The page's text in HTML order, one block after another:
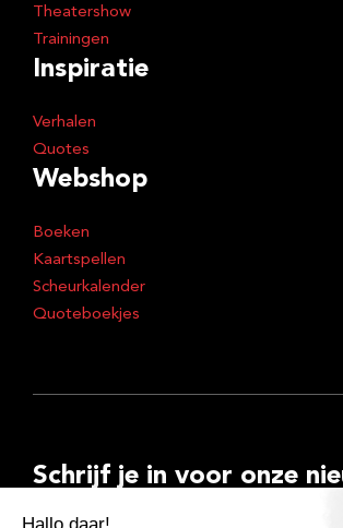
Theatershow
Trainingen
Inspiratie
Verhalen
Quotes
Webshop
Boeken
Kaartspellen
Scheurkalender
Quoteboekjes
Schrijf je in voor onze